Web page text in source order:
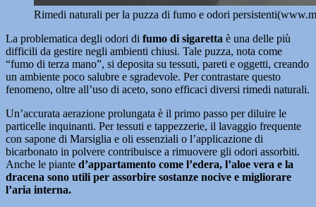
Rimedi naturali per la puzza di fumo e odori
La problematica degli odori di fumo di sigaretta è una delle più
difficili da gestire negli ambienti chiusi. Tale puzza, nota come
“fumo di terza mano”, si deposita su tessuti, pareti e oggetti, creando
un ambiente poco salubre e sgradevole. Per contrastare questo
fenomeno, oltre all’uso di aceto, sono efficaci diversi rimedi naturali.
Un’accurata aerazione prolungata è il primo passo per diluire le
particelle inquinanti. Per tessuti e tappezzerie, il lavaggio frequente
con sapone di Marsiglia e oli essenziali o l’applicazione di
bicarbonato in polvere contribuisce a rimuovere gli odori assorbiti.
Anche le piante d’appartamento come l’edera, l’aloe vera e la
dracena sono utili per assorbire sostanze nocive e migliorare
l’aria interna.